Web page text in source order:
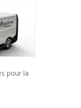
pour la